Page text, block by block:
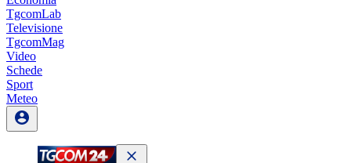
TgcomLab
Televisione
TgcomMag
Video
Schede
Sport
Meteo